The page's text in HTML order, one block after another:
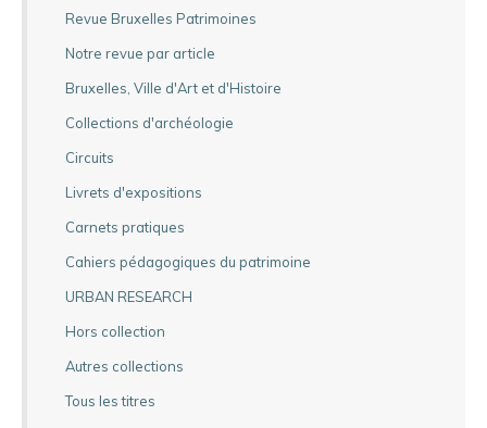
Revue Bruxelles Patrimoines
Notre revue par article
Bruxelles, Ville d'Art et d'Histoire
Collections d'archéologie
Circuits
Livrets d'expositions
Carnets pratiques
Cahiers pédagogiques du patrimoine
URBAN RESEARCH
Hors collection
Autres collections
Tous les titres